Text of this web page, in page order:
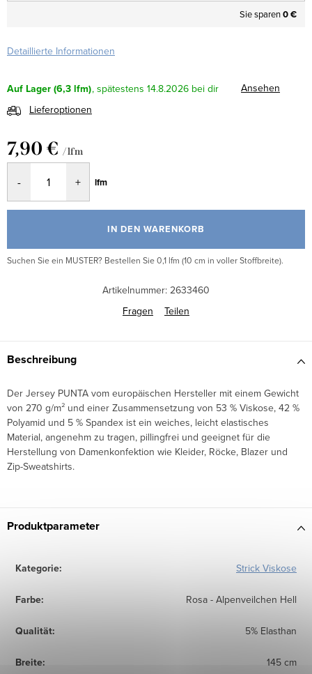
Sie sparen0 €
Detaillierte Informationen
Auf Lager (6,3 lfm) 14.8.2026
Ansehen
Lieferoptionen
7,90 € / lfm
lfm
IN DEN WARENKORB
Suchen Sie ein MUSTER? Bestellen Sie 0,1 lfm (10 cm in voller Stoffbreite).
Artikelnummer: 2633460
Fragen
Teilen
Beschreibung
Der Jersey PUNTA vom europäischen Hersteller mit einem Gewicht
von 270 g/m² und einer Zusammensetzung von 53 % Viskose, 42 %
Polyamid und 5 % Spandex ist ein weiches, leicht elastisches
Material, angenehm zu tragen, pillingfrei und geeignet für die
Herstellung von Damenkonfektion wie Kleider, Röcke, Blazer und
Zip-Sweatshirts.
Produktparameter
Kategorie: Strick Viskose
Farbe: Rosa - Alpenveilchen Hell
Qualität: 5% Elasthan
Breite: 145 cm